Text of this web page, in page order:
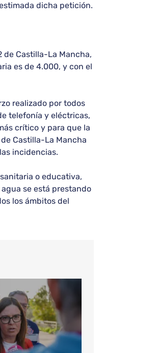
dicha petición.
de Castilla-La Mancha,
es de 4.000, y con el
realizado por todos
telefonía y eléctricas,
crítico y para que la
Castilla-La Mancha
incidencias.
o educativa,
se está prestando
los ámbitos del